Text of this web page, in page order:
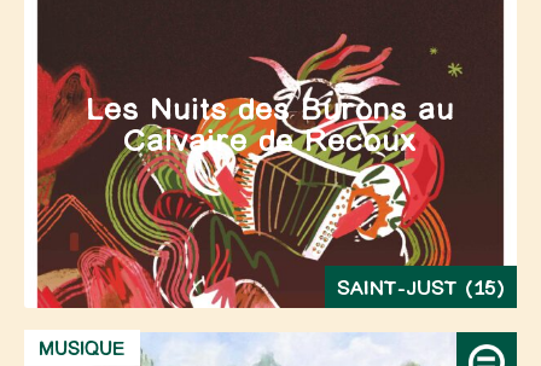
Les Nuits des Burons au
Calvaire de Recoux
SAINT-JUST (15)
MUSIQUE